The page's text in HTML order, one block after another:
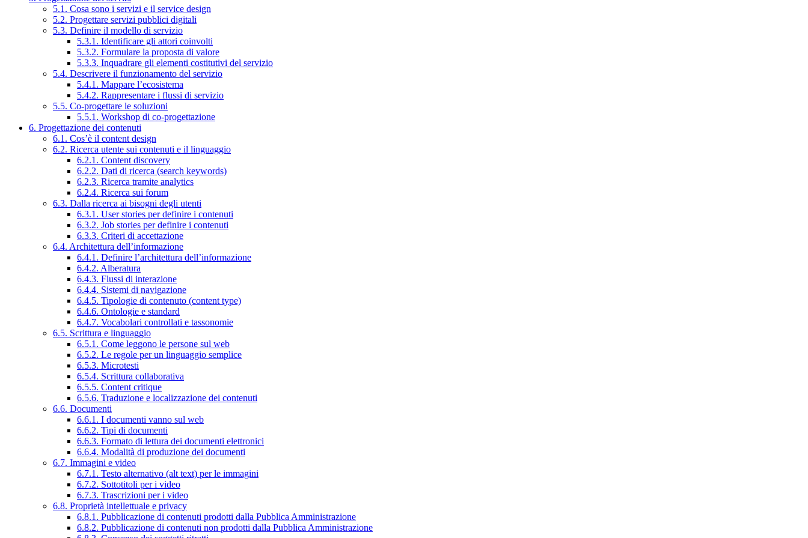
5.1. Cosa sono i servizi e il service design
5.2. Progettare servizi pubblici digitali
5.3. Definire il modello di servizio
5.3.1. Identificare gli attori coinvolti
5.3.2. Formulare la proposta di valore
5.3.3. Inquadrare gli elementi costitutivi del servizio
5.4. Descrivere il funzionamento del servizio
5.4.1. Mappare l’ecosistema
5.4.2. Rappresentare i flussi di servizio
5.5. Co-progettare le soluzioni
5.5.1. Workshop di co-progettazione
6. Progettazione dei contenuti
6.1. Cos’è il content design
6.2. Ricerca utente sui contenuti e il linguaggio
6.2.1. Content discovery
6.2.2. Dati di ricerca (search keywords)
6.2.3. Ricerca tramite analytics
6.2.4. Ricerca sui forum
6.3. Dalla ricerca ai bisogni degli utenti
6.3.1. User stories per definire i contenuti
6.3.2. Job stories per definire i contenuti
6.3.3. Criteri di accettazione
6.4. Architettura dell’informazione
6.4.1. Definire l’architettura dell’informazione
6.4.2. Alberatura
6.4.3. Flussi di interazione
6.4.4. Sistemi di navigazione
6.4.5. Tipologie di contenuto (content type)
6.4.6. Ontologie e standard
6.4.7. Vocabolari controllati e tassonomie
6.5. Scrittura e linguaggio
6.5.1. Come leggono le persone sul web
6.5.2. Le regole per un linguaggio semplice
6.5.3. Microtesti
6.5.4. Scrittura collaborativa
6.5.5. Content critique
6.5.6. Traduzione e localizzazione dei contenuti
6.6. Documenti
6.6.1. I documenti vanno sul web
6.6.2. Tipi di documenti
6.6.3. Formato di lettura dei documenti elettronici
6.6.4. Modalità di produzione dei documenti
6.7. Immagini e video
6.7.1. Testo alternativo (alt text) per le immagini
6.7.2. Sottotitoli per i video
6.7.3. Trascrizioni per i video
6.8. Proprietà intellettuale e privacy
6.8.1. Pubblicazione di contenuti prodotti dalla Pubblica Amministrazione
6.8.2. Pubblicazione di contenuti non prodotti dalla Pubblica Amministrazione